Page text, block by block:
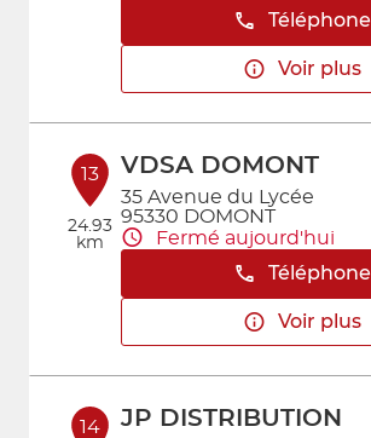
Téléphone
Voir plus
13
24.93
km
VDSA DOMONT
35 Avenue du Lycée
95330 DOMONT
Fermé aujourd'hui
Téléphone
Voir plus
14 JP DISTRIBUTION